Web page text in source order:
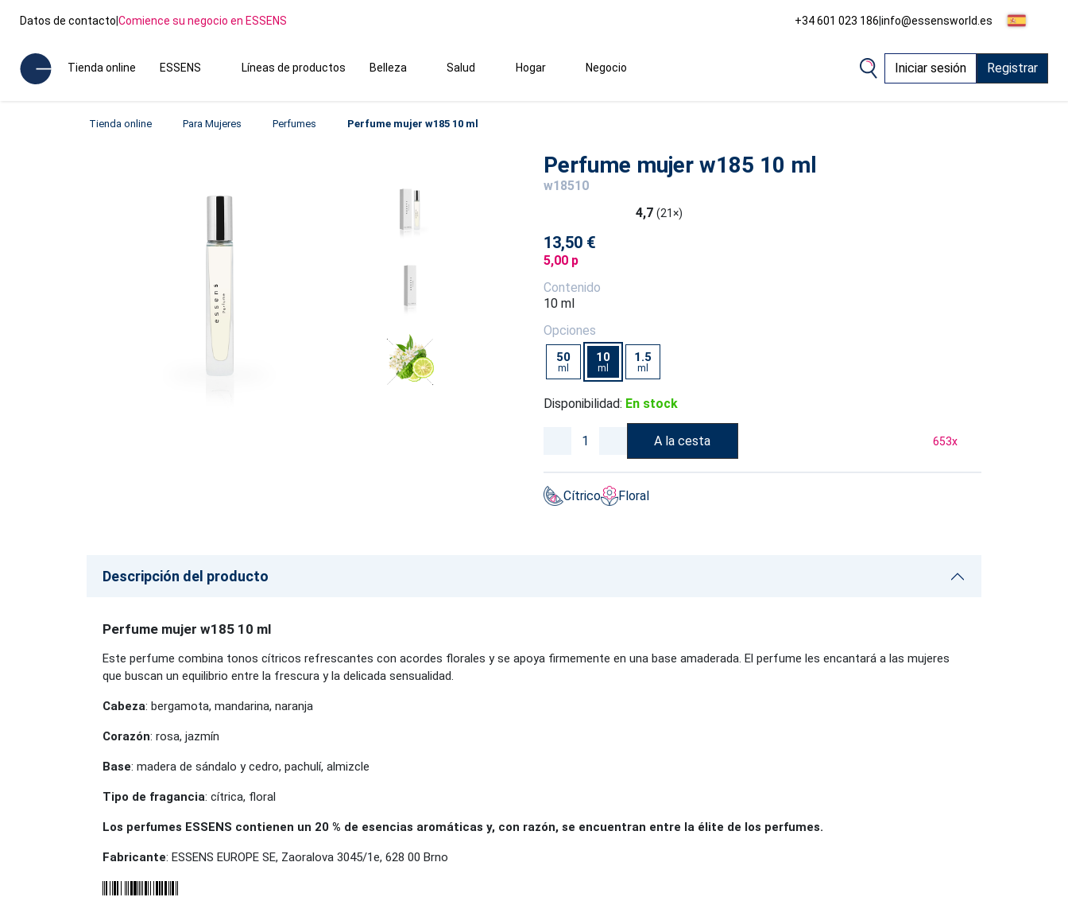
Datos de contacto|Comience su negocio en ESSENS +34 601 023 186|info@essensworld.es
Tienda online ESSENS Líneas de productos Belleza Salud Hogar Negocio Iniciar sesión Registrar
Tienda online Para Mujeres Perfumes Perfume mujer w185 10 ml
Perfume mujer w185 10 ml
w18510
4,7 (21×)
13,50 €
5,00 p
Contenido
10 ml
Opciones
50
ml
10
ml
1.5
ml
Disponibilidad: En stock
A la cesta 653x
Cítrico Floral
Descripción del producto
Perfume mujer w185 10 ml
Este perfume combina tonos cítricos refrescantes con acordes florales y se apoya firmemente en una base amaderada. El perfume les encantará a las mujeres
que buscan un equilibrio entre la frescura y la delicada sensualidad.
Cabeza: bergamota, mandarina, naranja
Corazón: rosa, jazmín
Base: madera de sándalo y cedro, pachulí, almizcle
Tipo de fragancia: cítrica, floral
Los perfumes ESSENS contienen un 20 % de esencias aromáticas y, con razón, se encuentran entre la élite de los perfumes.
Fabricante: ESSENS EUROPE SE, Zaoralova 3045/1e, 628 00 Brno